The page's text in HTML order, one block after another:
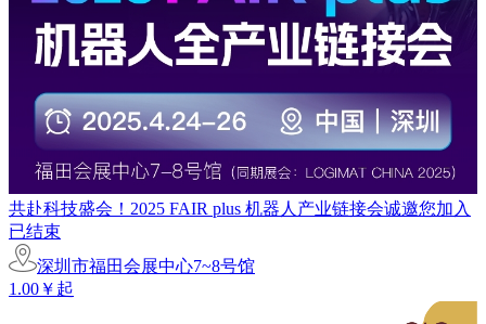
共赴科技盛会！2025 FAIR plus 机器人产业链接会诚邀您加入
已结束
深圳市福田会展中心7~8号馆
1.00￥起